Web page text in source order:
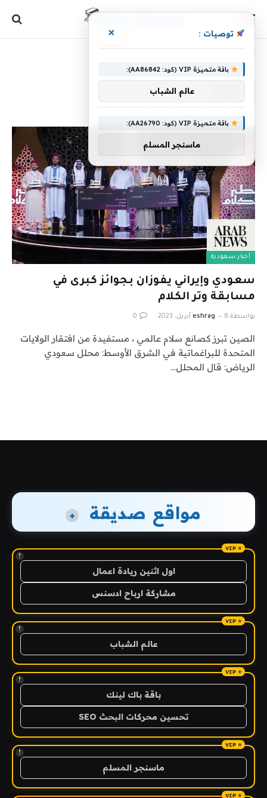
أخبار سعودية
سعودي وإيراني يفوزان بجوائز كبرى في
مسابقة وتر الكلام
بواسطة eshrag 8 أبريل، 2023 0
الصين تبرز كصانع سلام عالمي ، مستفيدة من افتقار الولايات
المتحدة للبراغماتية في الشرق الأوسط: محلل سعودي
الرياض: قال المحلل…
مواقع صديقة +
!
اول اثنين ريادة اعمال
مشاركة ارباح ادسنس
!
عالم الشباب
!
باقة باك لينك
تحسين محركات البحث SEO
!
ماسنجر المسلم
توصيات : ×
باقة متميزة VIP (كود: AA86842):
عالم الشباب
باقة متميزة VIP (كود: AA26790):
ماسنجر المسلم